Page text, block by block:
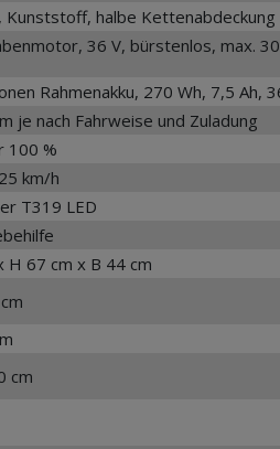
Kunststoff, halbe Kettenabdeckung
36 V, bürstenlos, max.
Rahmenakku, 270 Wh, 7,5 Ah,
je nach Fahrweise und Zuladung
100 %
km/h
T319 LED
H 67 cm x B 44 cm
cm